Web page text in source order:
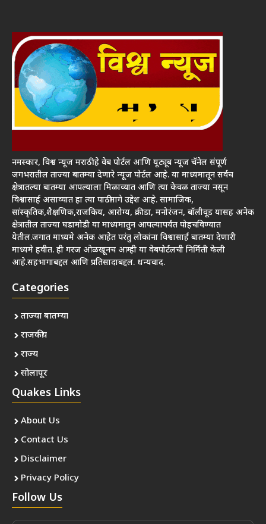
नमस्कार, विश्व न्यूज मराठी हे वेब पोर्टल आणि यूट्यूब न्यूज चॅनेल संपूर्ण
जगभरातील ताज्या बातम्या देणारे न्यूज पोर्टल आहे. या माध्यमातून सर्वच
क्षेत्रातल्या बातम्या आपल्याला मिळाव्यात आणि त्या केवळ ताज्या नसून
विश्वासार्ह असाव्यात हा त्या पाठीमागे उद्देश आहे. सामाजिक,
सांस्कृतिक,शैक्षणिक,राजकिय, आरोग्य, क्रीडा, मनोरंजन, बॉलीवूड यासह अनेक
क्षेत्रातील ताज्या घडामोडी या माध्यमातुन आपल्यापर्यंत पोहचविण्यात
येतील.जगात माध्यमे अनेक आहेत परंतु लोकांना विश्वासार्ह बातम्या देणारी
माध्यमे हवीत. ही गरज ओळखूनच आम्ही या वेबपोर्टलची निर्मिती केली
आहे.सहभागाबद्दल आणि प्रतिसादाबद्दल. धन्यवाद.
Categories
ताज्या बातम्या
राजकीय
राज्य
सोलापूर
Quakes Links
About Us
Contact Us
Disclaimer
Privacy Policy
Follow Us